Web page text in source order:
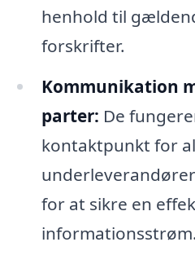
henhold til
forskrifter.
Kommunikation
parter: De
kontaktpunkt for
for at sikre en
informationsstrøm.